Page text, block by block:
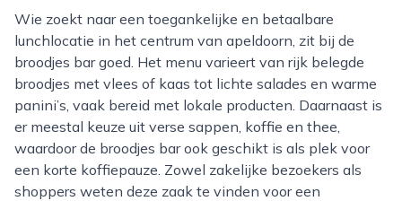
Wie zoekt naar een toegankelijke en betaalbare
lunchlocatie in het centrum van apeldoorn, zit bij de
broodjes bar goed. Het menu varieert van rijk belegde
broodjes met vlees of kaas tot lichte salades en warme
panini’s, vaak bereid met lokale producten. Daarnaast is
er meestal keuze uit verse sappen, koffie en thee,
waardoor de broodjes bar ook geschikt is als plek voor
een korte koffiepauze. Zowel zakelijke bezoekers als
shoppers weten deze zaak te vinden voor een